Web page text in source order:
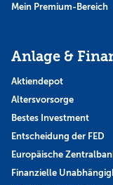
Mein Premium-Bereich
Anlage &
Aktiendepot
Altersvorsorge
Bestes Investment
Entscheidung der FED
Europäische
Finanzielle